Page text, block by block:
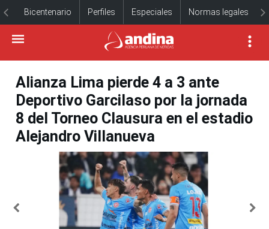
Bicentenario Perfiles Especiales Normas legales
Alianza Lima pierde 4 a 3 ante
Deportivo Garcilaso por la jornada
8 del Torneo Clausura en el estadio
Alejandro Villanueva